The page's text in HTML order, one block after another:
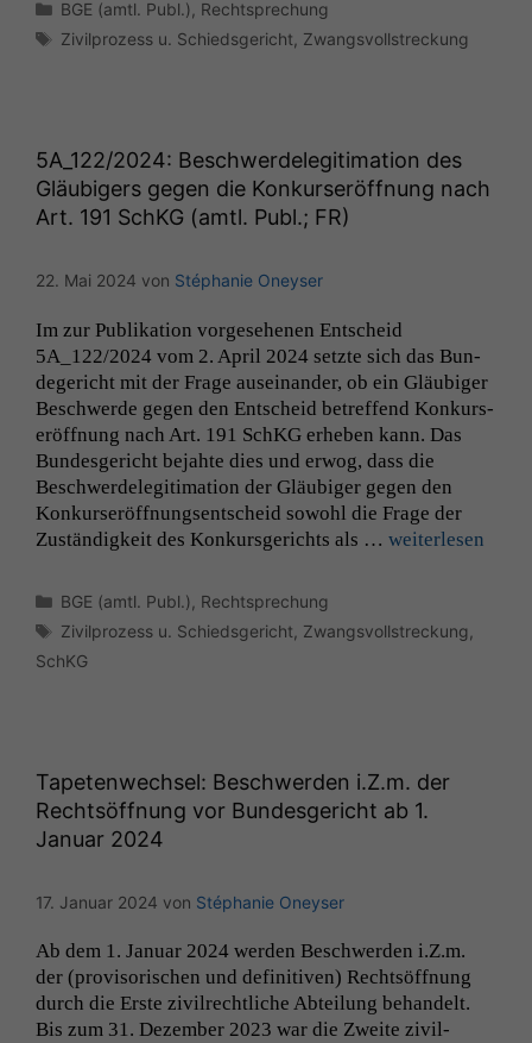
Kategorien
BGE (amtl. Publ.) Rechtsprechung
Schlagwörter
Zivilprozess u. Schiedsgericht Zwangsvollstreckung
5A_122/2024: Beschwerdelegitimation des
Gläubigers gegen die Konkurseröffnung nach
Art. 191 SchKG (amtl. Publ.; FR)
22. Mai 2024 von Stéphanie Oneyser
Im zur Pub­lika­tion vorge­se­henen Entscheid
5A_122/2024 vom 2. April 2024 set­zte sich das Bun­
degericht mit der Frage auseinan­der, ob ein Gläu­biger
Beschw­erde gegen den Entscheid betr­e­f­fend Konkurs­
eröff­nung nach Art. 191 SchKG erheben kann. Das
Bun­des­gericht bejahte dies und erwog, dass die
Beschw­erdele­git­i­ma­tion der Gläu­biger gegen den
Konkurs­eröff­nungsentscheid sowohl die Frage der
Zuständigkeit des Konkurs­gerichts als … weit­er­lesen
Kategorien
BGE (amtl. Publ.) Rechtsprechung
Schlagwörter
Zivilprozess u. Schiedsgericht Zwangsvollstreckung
SchKG
Tapetenwechsel: Beschwerden i.Z.m. der
Rechtsöffnung vor Bundesgericht ab 1.
Januar 2024
17. Januar 2024 von Stéphanie Oneyser
Ab dem 1. Jan­u­ar 2024 wer­den Beschw­er­den i.Z.m.
der (pro­vi­sorischen und defin­i­tiv­en) Recht­söff­nung
durch die Erste zivil­rechtliche Abteilung behan­delt.
Bis zum 31. Dezem­ber 2023 war die Zweite zivil­